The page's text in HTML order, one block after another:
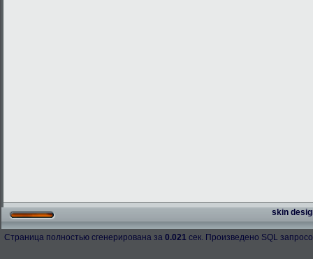
skin
Страница полностью сгенерирована за 0.021 сек. Произведено SQL